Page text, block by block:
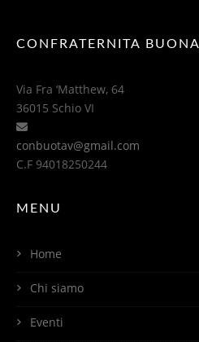
CONFRATERNITA
Via Fra ‘Matthew, 64
36015 Schio VI
conbuotav@gmail.com
C.F 94018250244
MENU
Home
Chi siamo
Eventi